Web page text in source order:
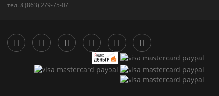
тел. 8 (863) 279-75-07